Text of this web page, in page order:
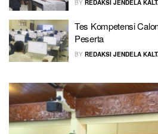
BY REDAKSI JENDELA
Tes Kompetensi
Peserta
BY REDAKSI JENDELA